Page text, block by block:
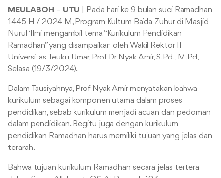
MEULABOH – UTU | Pada hari ke 9 bulan suci Ramadhan
1445 H / 2024 M, Program Kultum Ba’da Zuhur di Masjid
Nurul ‘Ilmi mengambil tema “Kurikulum Pendidikan
Ramadhan” yang disampaikan oleh Wakil Rektor II
Universitas Teuku Umar, Prof Dr Nyak Amir, S.Pd., M.Pd,
Selasa (19/3/2024).
Dalam Tausiyahnya, Prof Nyak Amir menyatakan bahwa
kurikulum sebagai komponen utama dalam proses
pendidikan, sebab kurikulum menjadi acuan dan pedoman
dalam pendidikan. Begitu juga dengan kurikulum
pendidikan Ramadhan harus memiliki tujuan yang jelas dan
terarah.
Bahwa tujuan kurikulum Ramadhan secara jelas tertera